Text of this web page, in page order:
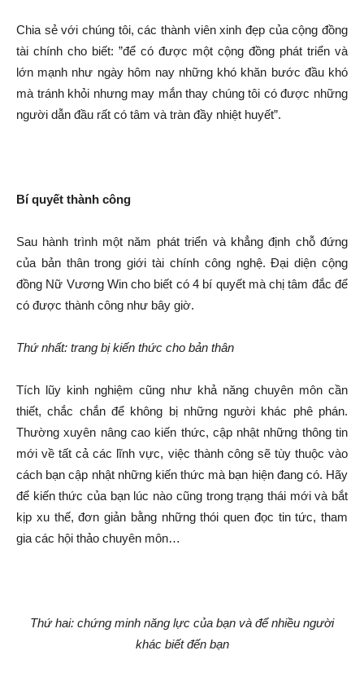
Chia sẻ với chúng tôi, các thành viên xinh đẹp của cộng đồng
tài chính cho biết: ”để có được một cộng đồng phát triển và
lớn mạnh như ngày hôm nay những khó khăn bước đầu khó
mà tránh khỏi nhưng may mắn thay chúng tôi có được những
người dẫn đầu rất có tâm và tràn đầy nhiệt huyết”.
Bí quyết thành công
Sau hành trình một năm phát triển và khẳng định chỗ đứng
của bản thân trong giới tài chính công nghệ. Đại diện cộng
đồng Nữ Vương Win cho biết có 4 bí quyết mà chị tâm đắc để
có được thành công như bây giờ.
Thứ nhất: trang bị kiến thức cho bản thân
Tích lũy kinh nghiệm cũng như khả năng chuyên môn cần
thiết, chắc chắn để không bị những người khác phê phán.
Thường xuyên nâng cao kiến thức, cập nhật những thông tin
mới về tất cả các lĩnh vực, việc thành công sẽ tùy thuộc vào
cách bạn cập nhật những kiến thức mà bạn hiện đang có. Hãy
để kiến thức của bạn lúc nào cũng trong trạng thái mới và bắt
kịp xu thế, đơn giản bằng những thói quen đọc tin tức, tham
gia các hội thảo chuyên môn…
Thứ hai: chứng minh năng lực của bạn và để nhiều người
khác biết đến bạn